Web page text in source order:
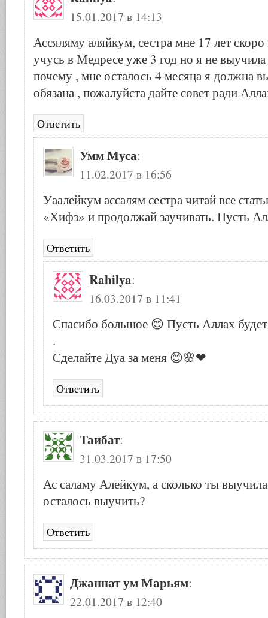
15.01.2017 в 14:13
Ассяляму аляйкум, сестра мне 17 лет
учусь в Медресе уже 3 год но я не
почему , мне осталось 4 месяца я должна
обязана , пожалуйста дайте совет ради
Ответить
Умм Муса:
11.02.2017 в 16:56
Уаалейкум ассалям сестра читай все
«Хифз» и продолжай заучивать. Пусть
Ответить
Rahilya:
16.03.2017 в 11:41
Спасибо большое 😊 Пусть Аллах
.
Сделайте Дуа за меня 😊🌸❤
Ответить
Таибат:
31.03.2017 в 17:50
Ас саламу Алейкум, а сколько ты
осталось выучить?
Ответить
Джаннат ум Марьям:
22.01.2017 в 12:40